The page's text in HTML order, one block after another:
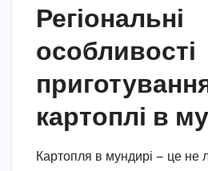
Регіональні
особливості
картоплі в
Картопля в мундирі — це не